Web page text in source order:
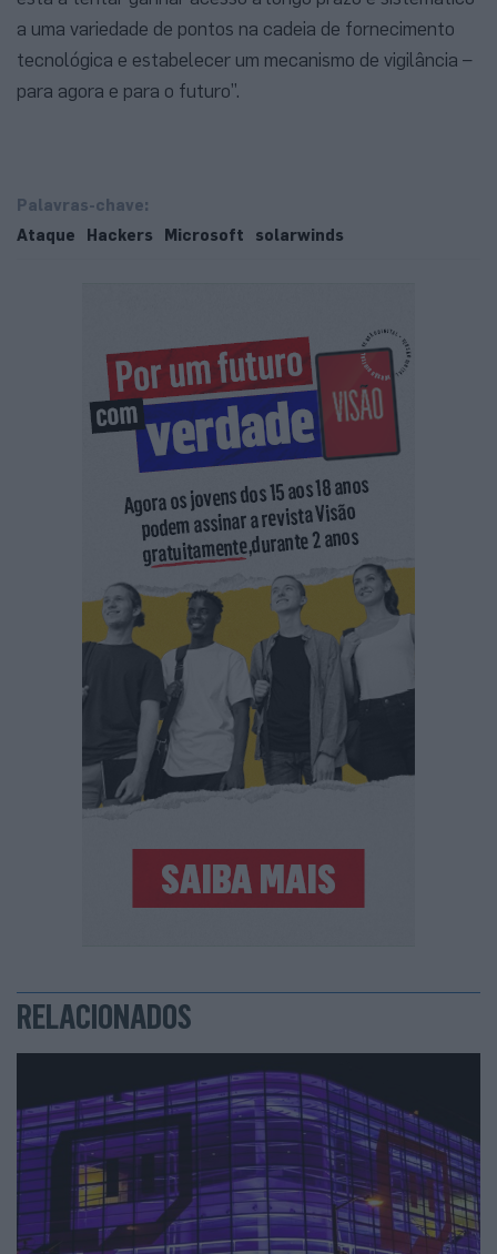
a uma variedade de pontos na cadeia de fornecimento
tecnológica e estabelecer um mecanismo de vigilância –
para agora e para o futuro”.
Palavras-chave:
Ataque
Hackers Microsoft solarwinds
RELACIONADOS